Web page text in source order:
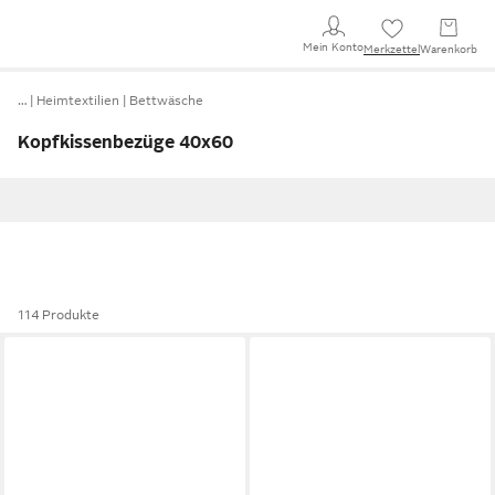
Mein KontoMerkzettel Warenkorb
… Heimtextilien Bettwäsche
Kopfkissenbezüge 40x60
114 Produkte